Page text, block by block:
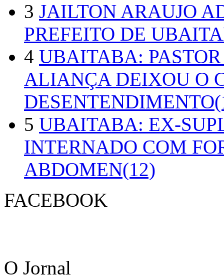
3 JAILTON ARAUJO
PREFEITO DE
4 UBAITABA:
ALIANÇA DEIXOU O
5 UBAITABA: EX-
INTERNADO COM
ABDOMEN(12)
FACEBOOK
O Jornal